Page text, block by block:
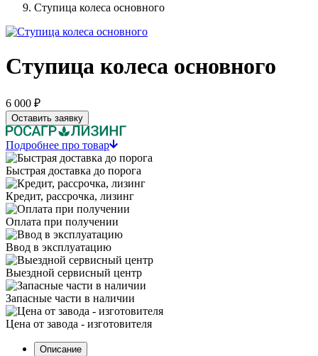
Ступица колеса основного
Ступица колеса основного
6 000 ₽
Оставить заявку
Подробнее про товар
Быстрая доставка до порога
Кредит, рассрочка, лизинг
Оплата при получении
Ввод в эксплуатацию
Выездной сервисный центр
Запасные части в наличии
Цена от завода - изготовителя
Описание